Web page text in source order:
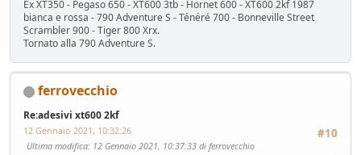
Ex XT350 - Pegaso 650 - XT600 3tb - Hornet 600 - XT600 2kf 1987
bianca e rossa - 790 Adventure S - Ténéré 700 - Bonneville Street
Scrambler 900 - Tiger 800 Xrx.
Tornato alla 790 Adventure S.
ferrovecchio
Re:adesivi xt600 2kf
#10
12 Gennaio 2021, 10:32:26
Ultima modifica: 12 Gennaio 2021, 10:37:33 di ferrovecchio